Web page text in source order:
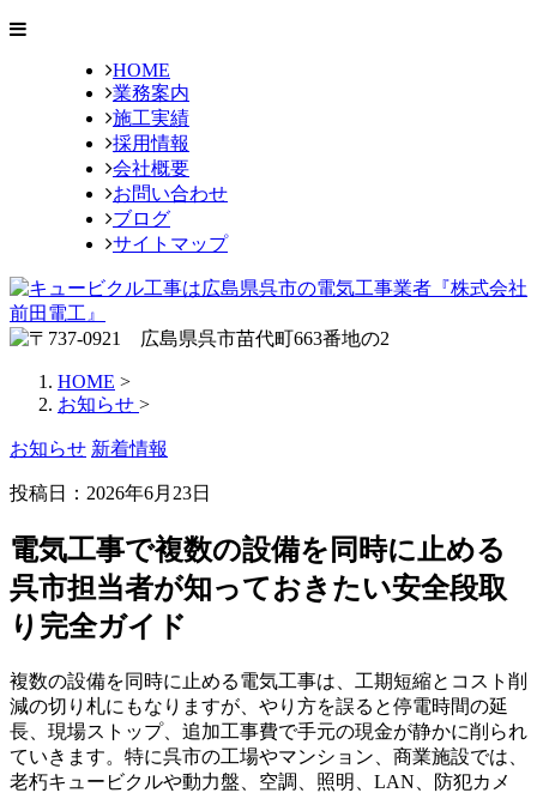
HOME
業務案内
施工実績
採用情報
会社概要
お問い合わせ
ブログ
サイトマップ
HOME >
お知らせ >
お知らせ 新着情報
投稿日： 2026年6月23日
電気工事で複数の設備を同時に止める
呉市担当者が知っておきたい安全段取
り完全ガイド
複数の設備を同時に止める電気工事は、工期短縮とコスト削
減の切り札にもなりますが、やり方を誤ると停電時間の延
長、現場ストップ、追加工事費で手元の現金が静かに削られ
ていきます。特に呉市の工場やマンション、商業施設では、
老朽キュービクルや動力盤、空調、照明、LAN、防犯カメ